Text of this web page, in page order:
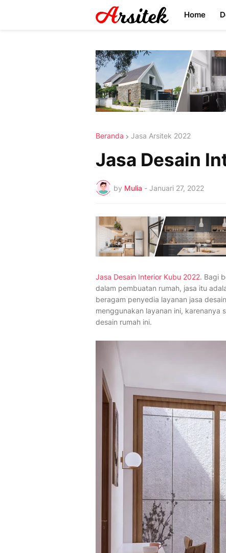
Home
Beranda Jasa Arsitek 2022
Jasa Desain
by Mulia - Januari 27, 2022
Jasa Desain Interior Kubu 2022. Bagi
dalam pembuatan rumah, jasa itu
beragam penyedia layanan jasa
menggunakan layanan ini, karenanya
desain rumah ini.